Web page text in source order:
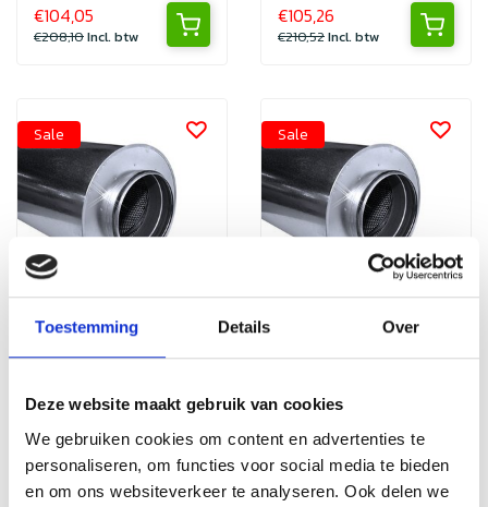
Toestemming Details Over
Deze website maakt gebruik van cookies
We gebruiken cookies om content en advertenties te
personaliseren, om functies voor social media te bieden
en om ons websiteverkeer te analyseren. Ook delen we
€104,05
€208,10Incl. btw
€105,26
€210,52Incl. btw
mm - lengte 1200
Geluidsdempers van
Nedfan voor
horecaventilatie.
Vermindert lawaai,
Sale
mm - lengte 1200
Geluidsdempers van
Nedfan voor
horecaventilatie.
Vermindert lawaai,
Sale